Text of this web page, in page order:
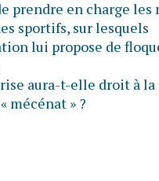
prendre en charge
sportifs, sur lesquels
lui propose de
aura-t-elle droit à
mécénat » ?